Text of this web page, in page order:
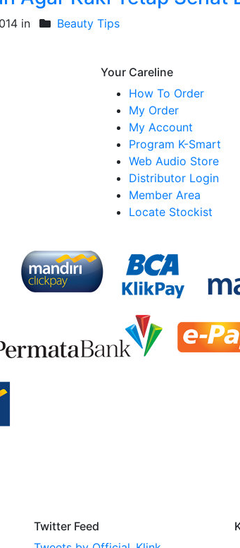
in Beauty Tips
Your Careline
How To Order
My Order
My Account
Program K-Smart
Web Audio Store
Distributor Login
Member Area
Locate Stockist
Twitter Feed